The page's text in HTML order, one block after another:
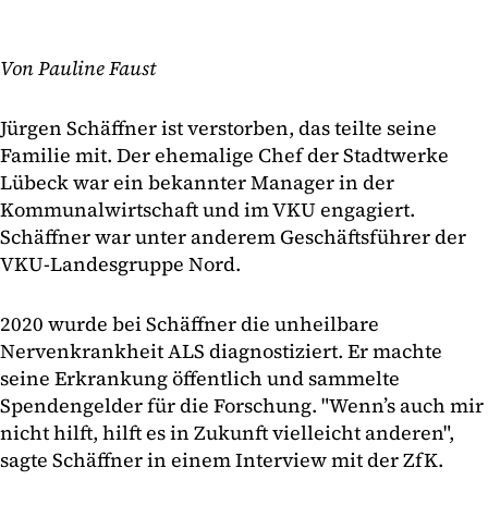
Von Pauline Faust
Jürgen Schäffner ist verstorben, das teilte seine
Familie mit. Der ehemalige Chef der Stadtwerke
Lübeck war ein bekannter Manager in der
Kommunalwirtschaft und im VKU engagiert.
Schäffner war unter anderem Geschäftsführer der
VKU-Landesgruppe Nord.
2020 wurde bei Schäffner die unheilbare
Nervenkrankheit ALS diagnostiziert. Er machte
seine Erkrankung öffentlich und sammelte
Spendengelder für die Forschung. "Wenn’s auch mir
nicht hilft, hilft es in Zukunft vielleicht anderen",
sagte Schäffner in einem Interview mit der ZfK.